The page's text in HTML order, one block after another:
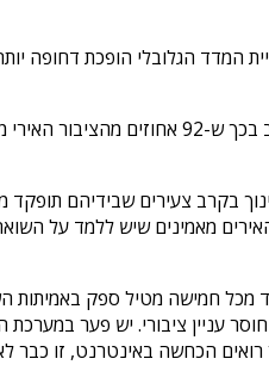
המדד הגלובלי הופכת דחופה
"50 אחוזים מהצעירים באירלנד אומרים שראו עיוות או הכחשת שואה
בקרב צעירים שבידיהם תופקד
מאמינים שיש ללמד על
ש-6 מיליון יהודים נרצחו, אחד מכל חמישה מטיל ספק
ציבורי. יש פער במערכת
מהאירים מאמינים ששואה נוספת עלולה לקרות ו-50 אחוז מהצעירים כבר רואים